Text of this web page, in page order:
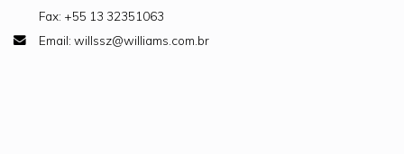
Fax: +55 13 32351063
Email: willssz@williams.com.br